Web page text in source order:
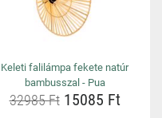
Keleti falilámpa fekete natúr
bambusszal - Pua
32985 Ft15085 Ft